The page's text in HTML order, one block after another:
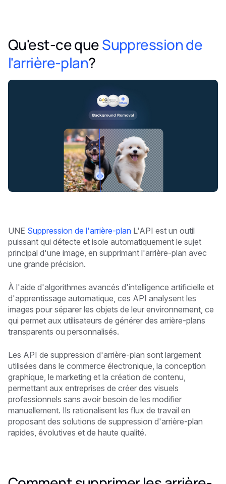
Qu'est-ce queSuppression de
l'arrière-plan?
UNE Suppression de l'arrière-plan L'API est un outil
puissant qui détecte et isole automatiquement le sujet
principal d'une image, en supprimant l'arrière-plan avec
une grande précision.
À l'aide d'algorithmes avancés d'intelligence artificielle et
d'apprentissage automatique, ces API analysent les
images pour séparer les objets de leur environnement, ce
qui permet aux utilisateurs de générer des arrière-plans
transparents ou personnalisés.
Les API de suppression d'arrière-plan sont largement
utilisées dans le commerce électronique, la conception
graphique, le marketing et la création de contenu,
permettant aux entreprises de créer des visuels
professionnels sans avoir besoin de les modifier
manuellement. Ils rationalisent les flux de travail en
proposant des solutions de suppression d'arrière-plan
rapides, évolutives et de haute qualité.